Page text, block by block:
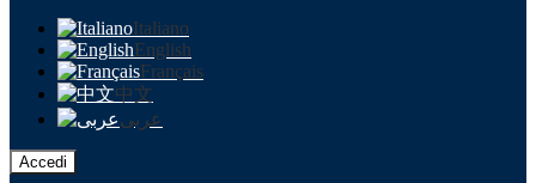
Italiano
English
Français
中文
عربى
Accedi